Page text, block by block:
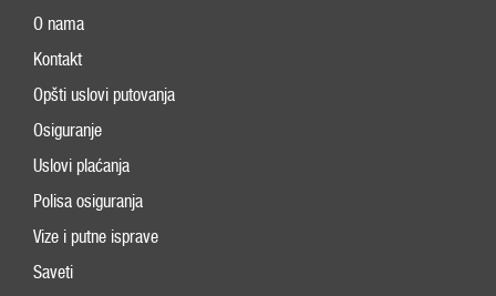
O nama
Kontakt
Opšti uslovi putovanja
Osiguranje
Uslovi plaćanja
Polisa osiguranja
Vize i putne isprave
Saveti